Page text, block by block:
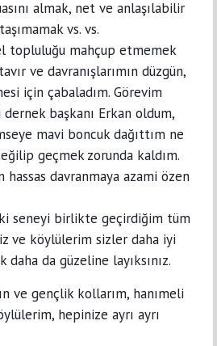
almak, net ve anlaşılabilir
vs. vs.
topluluğu mahçup etmemek
ve davranışlarımın düzgün,
için çabaladım. Görevim
başkanı Erkan oldum,
mavi boncuk dağıttım ne
geçmek zorunda kaldım.
davranmaya azami özen
seneyi birlikte geçirdiğim tüm
ve köylülerim sizler daha iyi
da güzeline layıksınız.
ve gençlik kollarım, hanımeli
hepinize ayrı ayrı